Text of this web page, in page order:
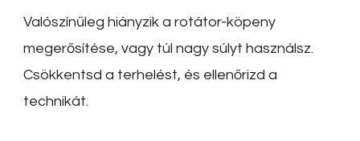
Valószínűleg hiányzik a rotátor-köpeny
megerősítése, vagy túl nagy súlyt használsz.
Csökkentsd a terhelést, és ellenőrizd a
technikát.